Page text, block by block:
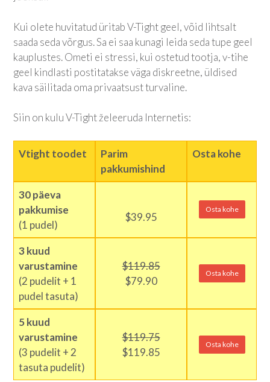
Kui olete huvitatud üritab V-Tight geel, võid lihtsalt
saada seda võrgus. Sa ei saa kunagi leida seda tupe geel
kauplustes. Ometi ei stressi, kui ostetud tootja, v-tihe
geel kindlasti postitatakse väga diskreetne, üldised
kava säilitada oma privaatsust turvaline.
Siin on kulu V-Tight želeeruda Internetis:
Vtight toodet
Parim
pakkumishind
Osta kohe
30 päeva
pakkumise
(1 pudel)
$39.95
Osta kohe
3 kuud
varustamine
(2 pudelit + 1
pudel tasuta)
$119.85
$79.90
Osta kohe
5 kuud
varustamine
(3 pudelit + 2
tasuta pudelit)
$119.75
$119.85
Osta kohe